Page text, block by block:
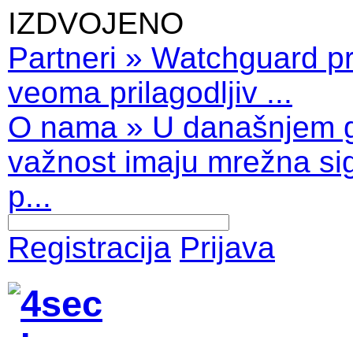
IZDVOJENO
Partneri » Watchguard
veoma prilagodljiv ...
O nama » U današnjem
važnost imaju mrežna
p...
Registracija Prijava